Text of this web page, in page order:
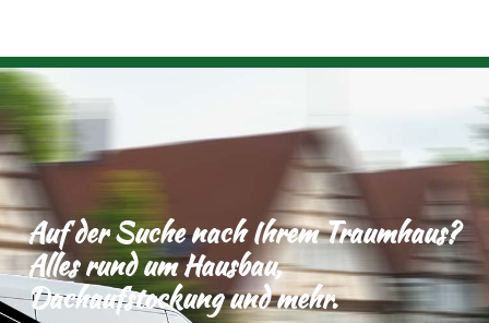
Auf der Suche nach Ihrem Traumhaus?
Alles rund um Hausbau,
Dachaufstockung und mehr.